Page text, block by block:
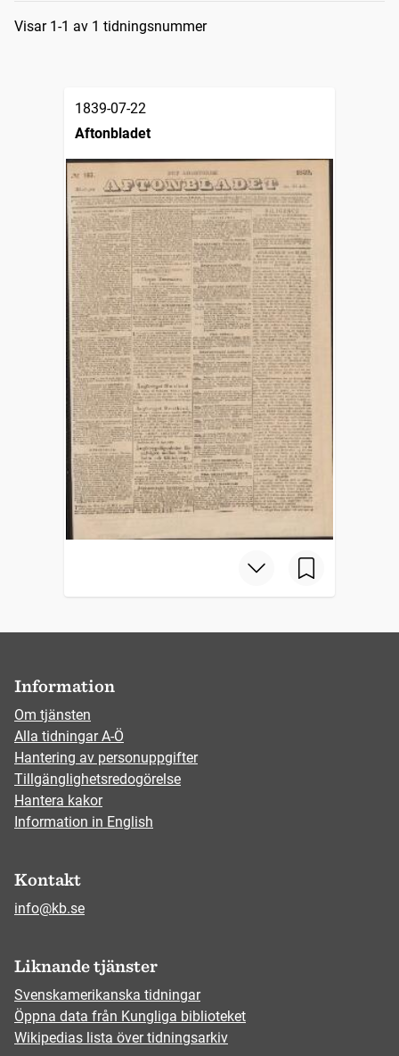
Sökresultat
Visar 1-1 av 1 tidningsnummer
1839-07-22
Aftonbladet
Information
Om tjänsten
Alla tidningar A-Ö
Hantering av personuppgifter
Tillgänglighetsredogörelse
Hantera kakor
Information in English
Kontakt
info@kb.se
Liknande tjänster
Svenskamerikanska tidningar
Öppna data från Kungliga biblioteket
Wikipedias lista över tidningsarkiv